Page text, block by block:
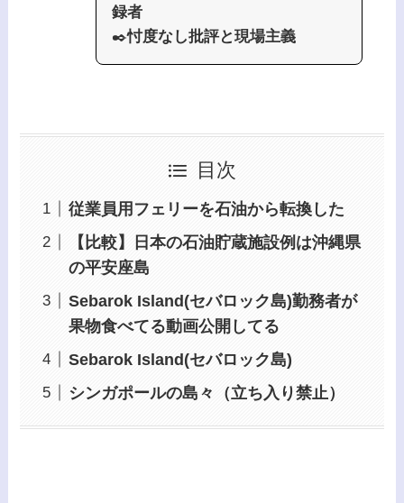
録者
✒️忖度なし批評と現場主義
目次
従業員用フェリーを石油から転換した
【比較】日本の石油貯蔵施設例は沖縄県
の平安座島
Sebarok Island(セバロック島)勤務者が
果物食べてる動画公開してる
Sebarok Island(セバロック島)
シンガポールの島々（立ち入り禁止）